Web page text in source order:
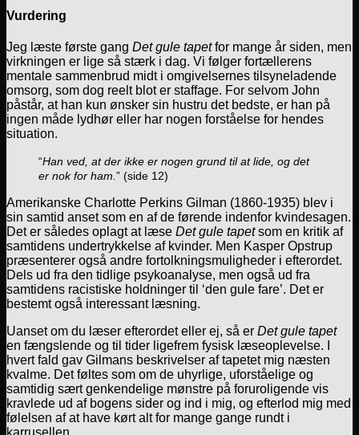
Vurdering
Jeg læste første gang Det gule tapetfor mange år siden, men
virkningen er lige så stærk i dag. Vi følger fortællerens
mentale sammenbrud midt i omgivelsernes tilsyneladende
omsorg, som dog reelt blot er staffage. For selvom John
påstår, at han kun ønsker sin hustru det bedste, er han på
ingen måde lydhør eller har nogen forståelse for hendes
situation.
“Han ved, at der ikke er nogen grund til at lide, og det
er nok for ham.” (side 12)
Amerikanske Charlotte Perkins Gilman (1860-1935) blev i
sin samtid anset som en af de førende indenfor kvindesagen.
Det er således oplagt at læse Det gule tapetsom en kritik af
samtidens undertrykkelse af kvinder. Men Kasper Opstrup
præsenterer også andre fortolkningsmuligheder i efterordet.
Dels ud fra den tidlige psykoanalyse, men også ud fra
samtidens racistiske holdninger til ‘den gule fare’. Det er
bestemt også interessant læsning.
Uanset om du læser efterordet eller ej, så er Det gule tapet
en fængslende og til tider ligefrem fysisk læseoplevelse. I
hvert fald gav Gilmans beskrivelser af tapetet mig næsten
kvalme. Det føltes som om de uhyrlige, uforståelige og
samtidig sært genkendelige mønstre på foruroligende vis
kravlede ud af bogens sider og ind i mig, og efterlod mig med
følelsen af at have kørt alt for mange gange rundt i